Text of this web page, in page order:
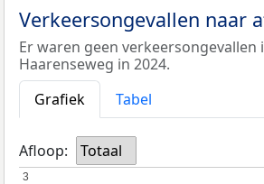
Verkeersongevallen naar
Er waren geen verkeersongevallen
Haarenseweg in 2024.
Grafiek
Tabel
Afloop: Totaal
3
3